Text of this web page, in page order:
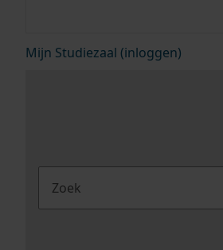
Mijn Studiezaal (inloggen)